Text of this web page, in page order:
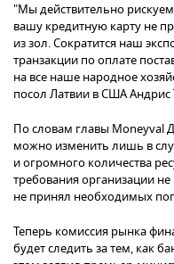
"Мы действительно
вашу кредитную карту не
из зол. Сократится наш
транзакции по оплате
на все наше народное
посол Латвии в США Андрис
По словам главы Moneyval
можно изменить лишь в
и огромного количества
требования организации
не принял необходимых
Теперь комиссия рынка
будет следить за тем, как